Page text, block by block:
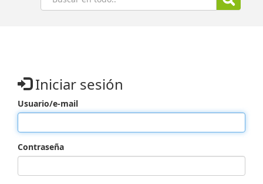
Iniciar sesión
Usuario/e-mail
Contraseña